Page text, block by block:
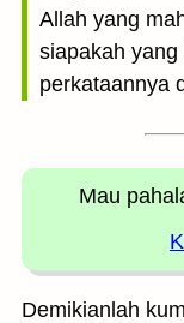
Allah yang
siapakah
perkataannya
Mau
Demikianlah